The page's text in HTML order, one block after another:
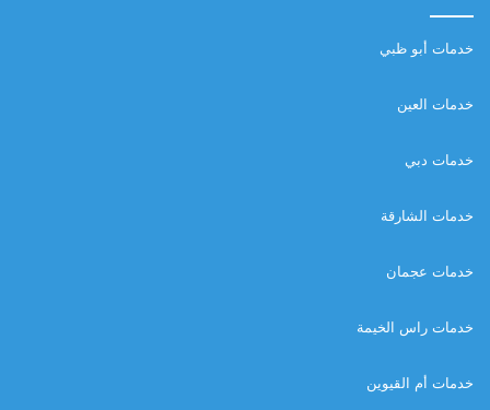
خدمات أبو ظبي
خدمات العين
خدمات دبي
خدمات الشارقة
خدمات عجمان
خدمات راس الخيمة
خدمات أم القيوين